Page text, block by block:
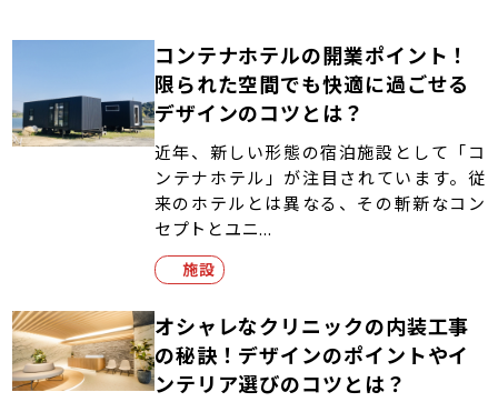
コンテナホテルの開業ポイント！
限られた空間でも快適に過ごせる
デザインのコツとは？
近年、新しい形態の宿泊施設として「コ
ンテナホテル」が注目されています。従
来のホテルとは異なる、その斬新なコン
セプトとユニ...
施設
オシャレなクリニックの内装工事
の秘訣！デザインのポイントやイ
ンテリア選びのコツとは？